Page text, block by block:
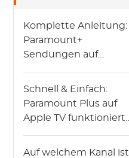
Komplette Anleitung:
Paramount+
Sendungen auf
herunterladen?
Schnell & Einfach:
Paramount Plus auf
Apple TV funktioniert
Auf welchem Kanal ist